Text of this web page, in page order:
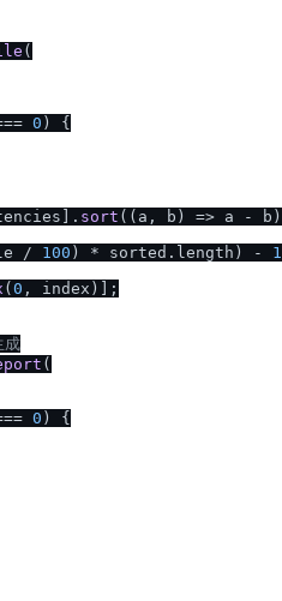
(
0 ) {
sort ( ( a, b ) => a -
/ 100 ) * sorted. length ) - 1
(0 , index)];
成
(
0 ) {